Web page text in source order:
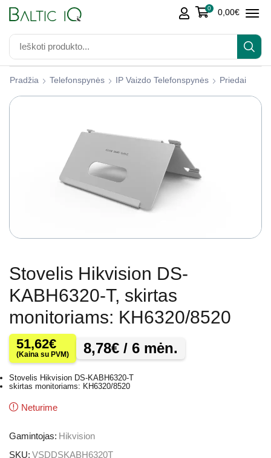
0 0,00€
Pradžia Telefonspynės IP Vaizdo Telefonspynės Priedai
Stovelis Hikvision DS-
KABH6320-T, skirtas
monitoriams: KH6320/8520
51,62€
(Kaina su PVM) 8,78€ / 6 mėn.
Stovelis Hikvision DS-KABH6320-T
skirtas monitoriams: KH6320/8520
Neturime
Gamintojas: Hikvision
SKU: VSDDSKABH6320T